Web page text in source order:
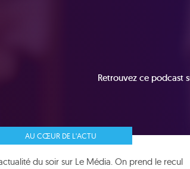
Retrouvez ce podcast
AU CŒUR DE L'ACTU
du soir sur Le Média. On prend le recul